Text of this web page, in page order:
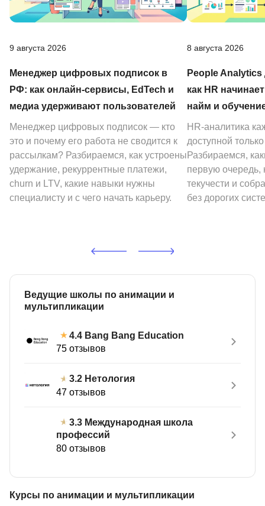
9 августа 2026
Менеджер цифровых подписок в
РФ: как онлайн-сервисы, EdTech и
медиа удерживают пользователей
Менеджер цифровых подписок — кто
это и почему его работа не сводится к
рассылкам? Разбираемся, как устроены
удержание, рекуррентные платежи,
churn и LTV, какие навыки нужны
специалисту и с чего начать карьеру.
8 августа 2026
People
как HR
найм и
HR-аналитика
доступной
Разбираемся,
первую очередь,
текучести и
без дорогих
Ведущие школы по анимации и
мультипликации
4.4 Bang Bang Education
75 отзывов
3.2 Нетология
47 отзывов
3.3 Международная школа
профессий
80 отзывов
Курсы по анимации и мультипликации